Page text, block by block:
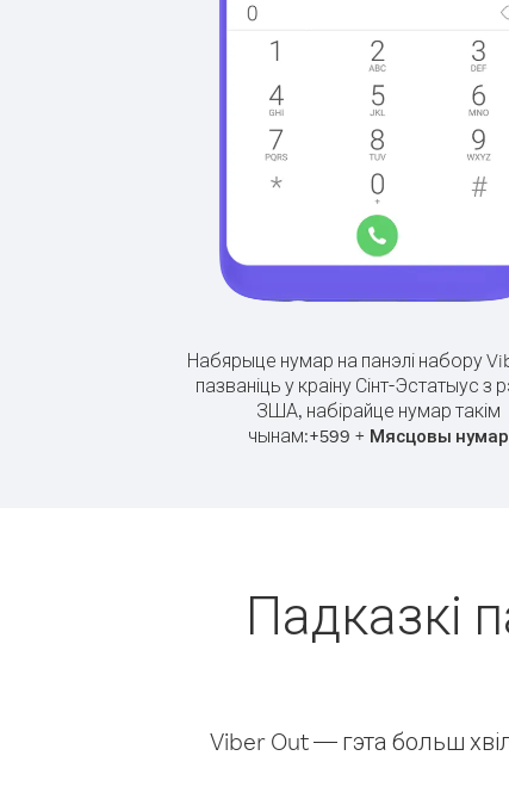
Набярыце нумар на панэлі набору
пазваніць у краіну Сінт-Эстатыус з
ЗША, набірайце нумар такім
чынам:+599 + Мясцовы нумар
Падказкі
Viber Out — гэта больш